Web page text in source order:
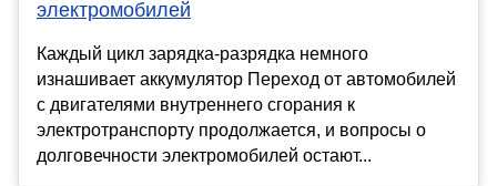
электромобилей
Каждый цикл зарядка-разрядка немного
изнашивает аккумулятор Переход от автомобилей
с двигателями внутреннего сгорания к
электротранспорту продолжается, и вопросы о
долговечности электромобилей остают...